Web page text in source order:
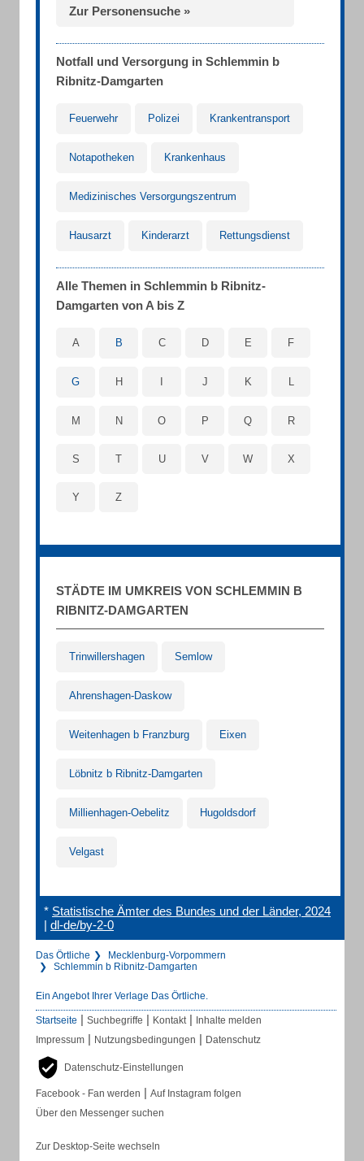
Zur Personensuche »
Notfall und Versorgung in Schlemmin b
Ribnitz-Damgarten
Feuerwehr Polizei Krankentransport
Notapotheken Krankenhaus
Medizinisches Versorgungszentrum
Hausarzt Kinderarzt Rettungsdienst
Alle Themen in Schlemmin b Ribnitz-
Damgarten von A bis Z
A B C D E F
G H J K L
M N O P Q R
S T U V W X
Y Z
STÄDTE IM UMKREIS VON SCHLEMMIN B
RIBNITZ-DAMGARTEN
Trinwillershagen Semlow
Ahrenshagen-Daskow
Weitenhagen b Franzburg Eixen
Löbnitz b Ribnitz-Damgarten
Millienhagen-Oebelitz Hugoldsdorf
Velgast
* Statistische Ämter des Bundes und der Länder, 2024
| dl-de/by-2-0
Das Örtliche
Mecklenburg-Vorpommern
Schlemmin b Ribnitz-Damgarten
Ein Angebot Ihrer Verlage Das Örtliche.
Startseite | Suchbegriffe | Kontakt | Inhalte melden
Impressum | Nutzungsbedingungen | Datenschutz
Datenschutz-Einstellungen
Facebook - Fan werden | Auf Instagram folgen
Über den Messenger suchen
Zur Desktop-Seite wechseln